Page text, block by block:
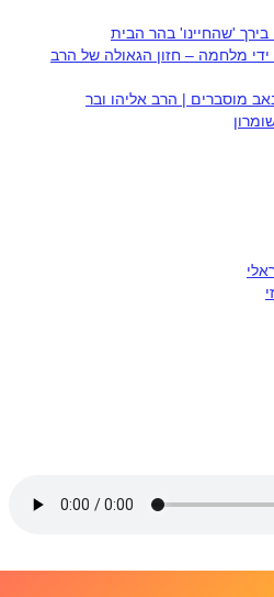
בהר הבית
– חזון הגאולה של הרב
| הרב אליהו ובר